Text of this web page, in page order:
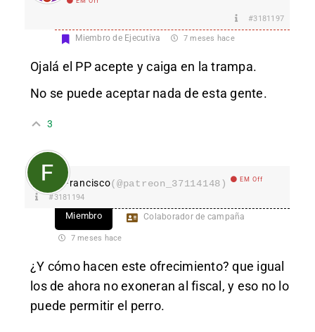
#3181197
Miembro de Ejecutiva 7 meses hace
Ojalá el PP acepte y caiga en la trampa.
No se puede aceptar nada de esta gente.
3
Francisco(@patreon_37114148) EM Off
#3181194
Miembro Colaborador de campaña
7 meses hace
¿Y cómo hacen este ofrecimiento? que igual
los de ahora no exoneran al fiscal, y eso no lo
puede permitir el perro.